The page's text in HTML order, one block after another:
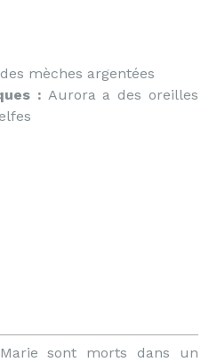
mèches argentées
: Aurora a des oreilles
sont morts dans un